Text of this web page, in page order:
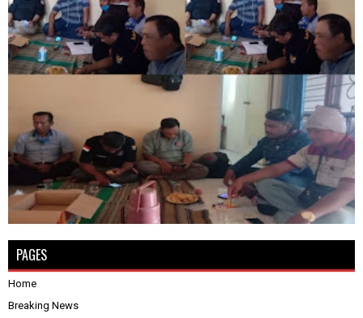
PAGES
Home
Breaking News